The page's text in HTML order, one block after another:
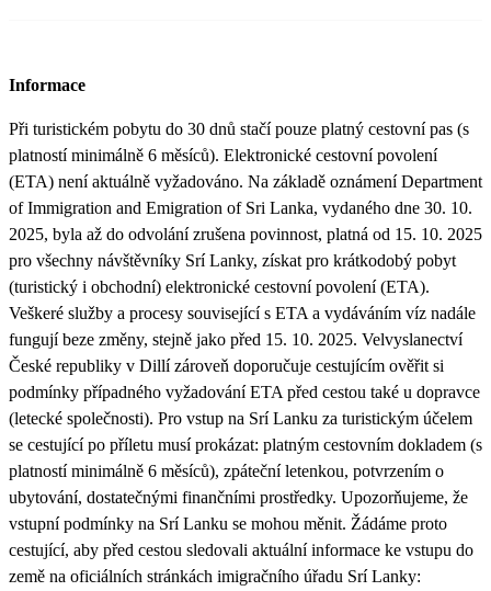
Informace
Při turistickém pobytu do 30 dnů stačí pouze platný cestovní pas (s
platností minimálně 6 měsíců). Elektronické cestovní povolení
(ETA) není aktuálně vyžadováno. Na základě oznámení Department
of Immigration and Emigration of Sri Lanka, vydaného dne 30. 10.
2025, byla až do odvolání zrušena povinnost, platná od 15. 10. 2025
pro všechny návštěvníky Srí Lanky, získat pro krátkodobý pobyt
(turistický i obchodní) elektronické cestovní povolení (ETA).
Veškeré služby a procesy související s ETA a vydáváním víz nadále
fungují beze změny, stejně jako před 15. 10. 2025. Velvyslanectví
České republiky v Dillí zároveň doporučuje cestujícím ověřit si
podmínky případného vyžadování ETA před cestou také u dopravce
(letecké společnosti). Pro vstup na Srí Lanku za turistickým účelem
se cestující po příletu musí prokázat: platným cestovním dokladem (s
platností minimálně 6 měsíců), zpáteční letenkou, potvrzením o
ubytování, dostatečnými finančními prostředky. Upozorňujeme, že
vstupní podmínky na Srí Lanku se mohou měnit. Žádáme proto
cestující, aby před cestou sledovali aktuální informace ke vstupu do
země na oficiálních stránkách imigračního úřadu Srí Lanky: